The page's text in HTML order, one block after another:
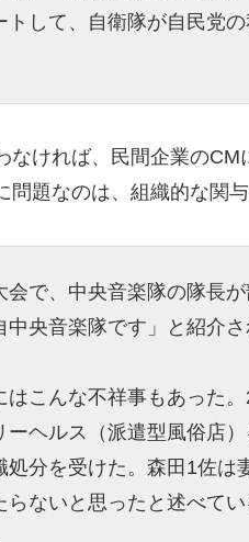
トして、自衛隊が自民党
なければ、民間企業の
問題なのは、組織的な関
会で、中央音楽隊の隊長
中央音楽隊です」と紹介
はこんな不祥事もあった
ーヘルス（派遣型風俗店
処分を受けた。森田1佐は
らないと思ったと述べて